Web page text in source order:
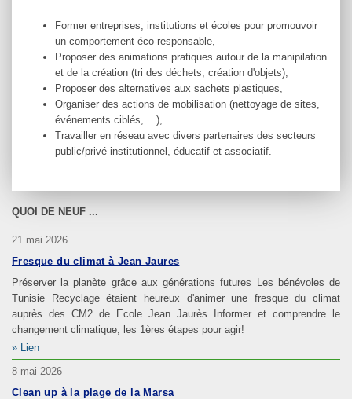
Former entreprises, institutions et écoles pour promouvoir
un comportement éco-responsable,
Proposer des animations pratiques autour de la manipilation
et de la création (tri des déchets, création d'objets),
Proposer des alternatives aux sachets plastiques,
Organiser des actions de mobilisation (nettoyage de sites,
événements ciblés, ...),
Travailler en réseau avec divers partenaires des secteurs
public/privé institutionnel, éducatif et associatif.
QUOI DE NEUF ...
21 mai 2026
Fresque du climat à Jean Jaures
Préserver la planète grâce aux générations futures Les bénévoles de
Tunisie Recyclage étaient heureux d'animer une fresque du climat
auprès des CM2 de Ecole Jean Jaurès Informer et comprendre le
changement climatique, les 1ères étapes pour agir!
Lien
8 mai 2026
Clean up à la plage de la Marsa